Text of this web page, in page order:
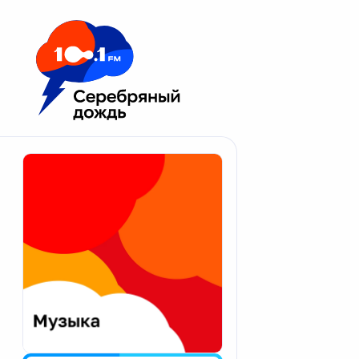
Москва 100.1 FM
Апатиты
Екатеринбург
Калининград
Калуга